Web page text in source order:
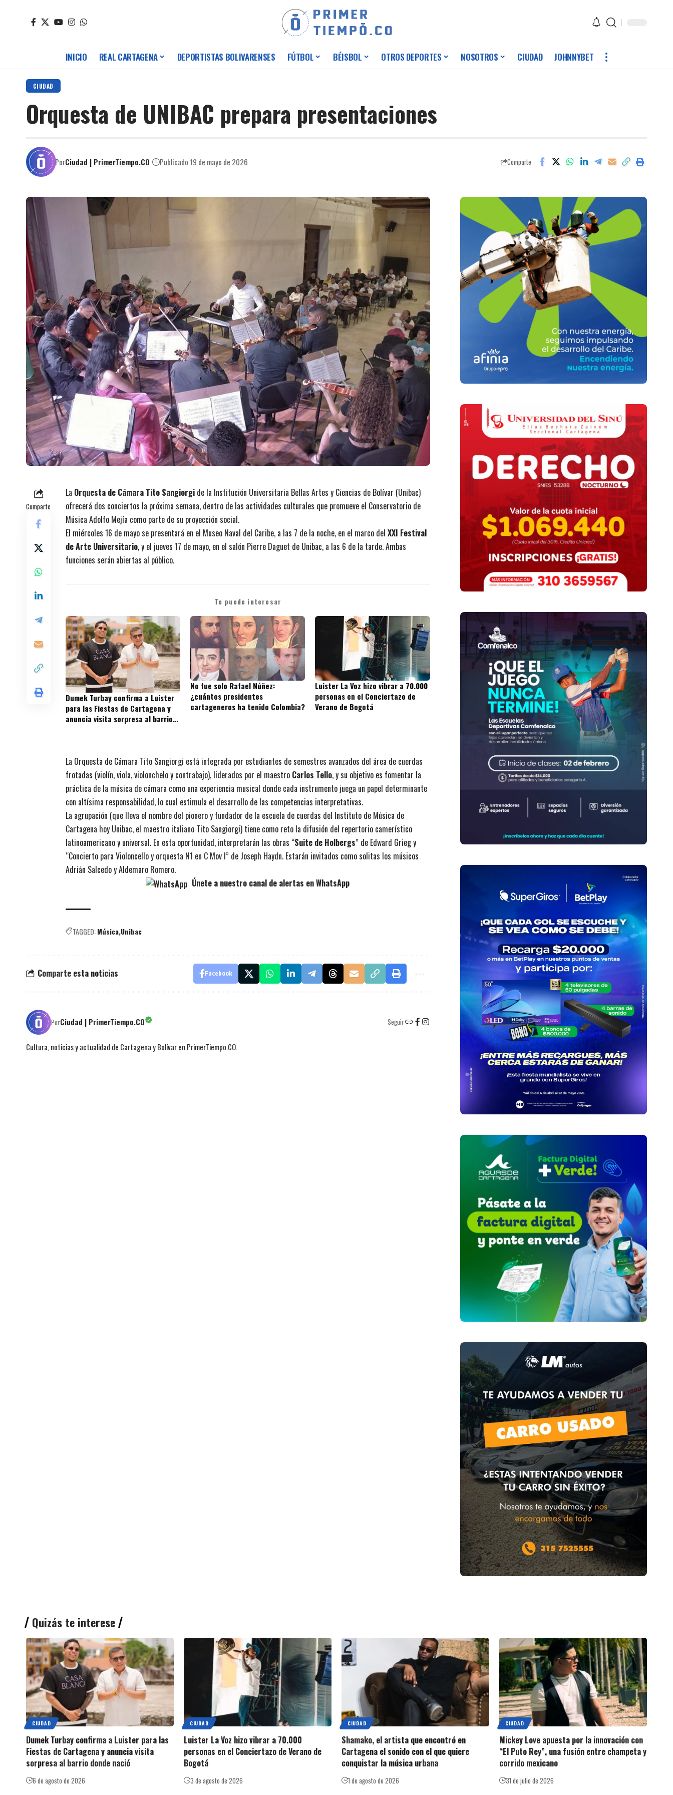
INICIO REAL CARTAGENA DEPORTISTAS BOLIVARENSES FÚTBOL BÉISBOL OTROS DEPORTES NOSOTROS CIUDAD JOHNNYBET
CIUDAD
Orquesta de UNIBAC prepara presentaciones
PorCiudad | PrimerTiempo.CO Publicado 19 de mayo de 2026 Comparte
Comparte
La Orquesta de Cámara Tito Sangiorgi de la Institución Universitaria Bellas Artes y Ciencias de Bolívar (Unibac)
ofrecerá dos conciertos la próxima semana, dentro de las actividades culturales que promueve el Conservatorio de
Música Adolfo Mejía como parte de su proyección social.
El miércoles 16 de mayo se presentará en el Museo Naval del Caribe, a las 7 de la noche, en el marco del XXI Festival
de Arte Universitario, y el jueves 17 de mayo, en el salón Pierre Daguet de Unibac, a las 6 de la tarde. Ambas
funciones serán abiertas al público.
Te puede interesar
Dumek Turbay confirma a Luister
para las Fiestas de Cartagena y
anuncia visita sorpresa al barrio
No fue solo Rafael Núñez:
¿cuántos presidentes
cartageneros ha tenido Colombia?
Luister La Voz hizo vibrar a 70.000
personas en el Conciertazo de
Verano de Bogotá
La Orquesta de Cámara Tito Sangiorgi está integrada por estudiantes de semestres avanzados del área de cuerdas
frotadas (violín, viola, violonchelo y contrabajo), liderados por el maestro Carlos Tello, y su objetivo es fomentar la
práctica de la música de cámara como una experiencia musical donde cada instrumento juega un papel determinante
con altísima responsabilidad, lo cual estimula el desarrollo de las competencias interpretativas.
La agrupación (que lleva el nombre del pionero y fundador de la escuela de cuerdas del Instituto de Música de
Cartagena hoy Unibac, el maestro italiano Tito Sangiorgi) tiene como reto la difusión del repertorio camerístico
latinoamericano y universal. En esta oportunidad, interpretarán las obras “Suite de Holbergs” de Edward Grieg y
“Concierto para Violoncello y orquesta N1 en C Mov I” de Joseph Haydn. Estarán invitados como solitas los músicos
Adrián Salcedo y Aldemaro Romero.
Únete a nuestro canal de alertas en WhatsApp
TAGGED:Música Unibac
Comparte esta noticias Facebook
PorCiudad | PrimerTiempo.CO Seguir
Cultura, noticias y actualidad de Cartagena y Bolívar en PrimerTiempo.CO.
Quizás te interese
CIUDAD
Dumek Turbay confirma a Luister para las
Fiestas de Cartagena y anuncia visita
sorpresa al barrio donde nació
6 de agosto de 2026
CIUDAD
Luister La Voz hizo vibrar a 70.000
personas en el Conciertazo de Verano de
Bogotá
3 de agosto de 2026
CIUDAD
Shamako, el artista que encontró en
Cartagena el sonido con el que quiere
conquistar la música urbana
1 de agosto de 2026
CIUDAD
Mickey Love apuesta por la innovación con
“El Puto Rey”, una fusión entre champeta y
corrido mexicano
31 de julio de 2026